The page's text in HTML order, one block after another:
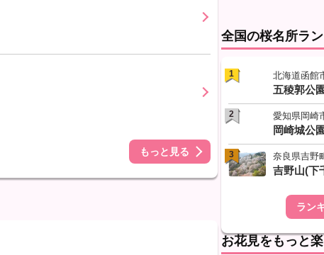
もっと見る
全国の桜名所ラ
1 北海道函館
五稜郭公園
2 愛知県岡崎
岡崎城公園
3 奈良県吉野
吉野山(下
ラン
お花見をもっと